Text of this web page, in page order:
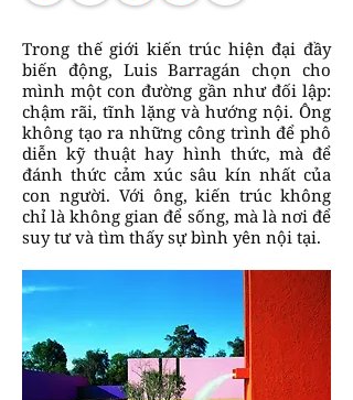
Trong thế giới kiến trúc hiện đại đầy
biến động, Luis Barragán chọn cho
mình một con đường gần như đối lập:
chậm rãi, tĩnh lặng và hướng nội. Ông
không tạo ra những công trình để phô
diễn kỹ thuật hay hình thức, mà để
đánh thức cảm xúc sâu kín nhất của
con người. Với ông, kiến trúc không
chỉ là không gian để sống, mà là nơi để
suy tư và tìm thấy sự bình yên nội tại.